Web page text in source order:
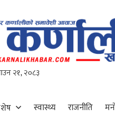
२१, २०८३
स्वास्थ्य राजनीति